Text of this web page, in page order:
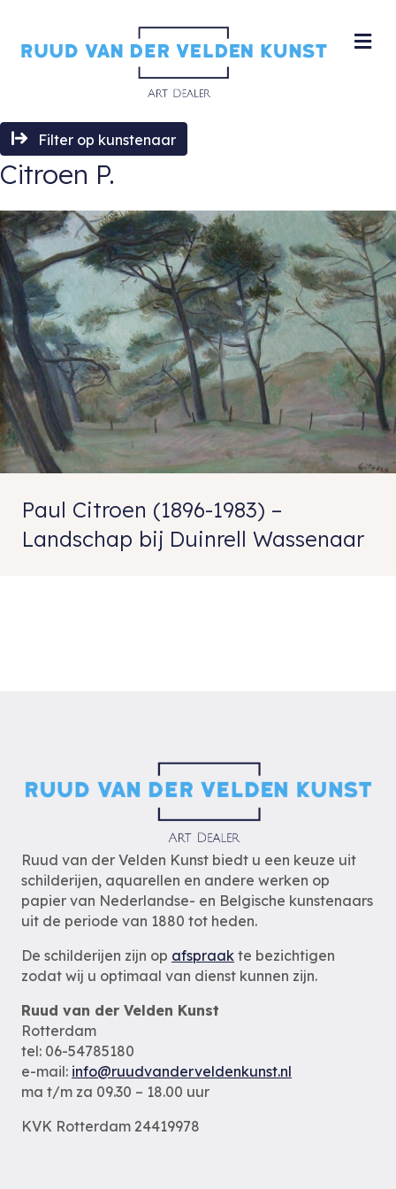
Filter op kunstenaar
Citroen P.
Paul Citroen (1896-1983) –
Landschap bij Duinrell Wassenaar
Ruud van der Velden Kunst biedt u een keuze uit
schilderijen, aquarellen en andere werken op
papier van Nederlandse- en Belgische kunstenaars
uit de periode van 1880 tot heden.
De schilderijen zijn op afspraak te bezichtigen
zodat wij u optimaal van dienst kunnen zijn.
Ruud van der Velden Kunst
Rotterdam
tel: 06-54785180
e-mail: info@ruudvanderveldenkunst.nl
ma t/m za 09.30 – 18.00 uur
KVK Rotterdam 24419978